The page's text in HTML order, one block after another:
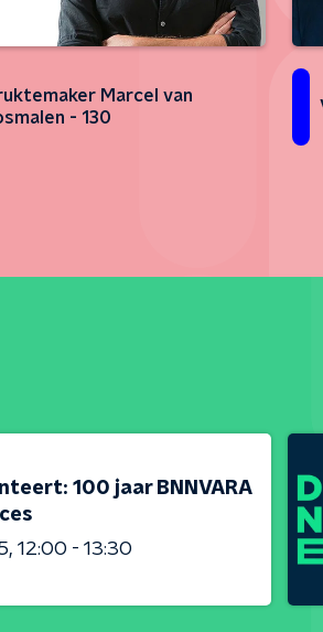
Marcel van
- 130
100 jaar BNNVARA
12:00 - 13:30